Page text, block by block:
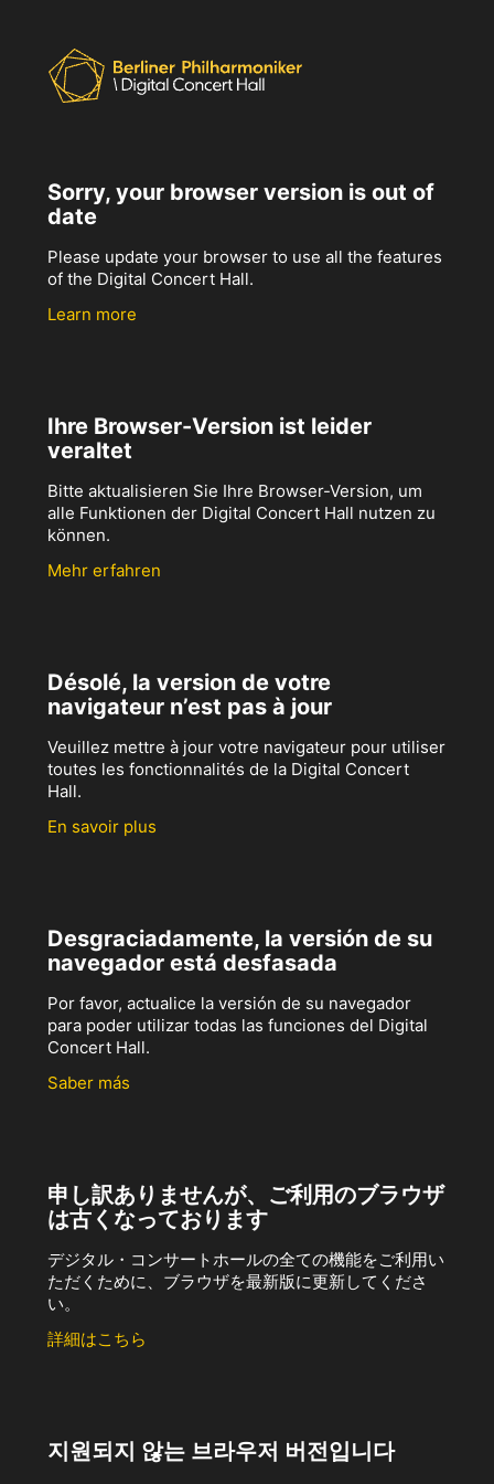
Sorry, your browser version is out of
date
Please update your browser to use all the features
of the Digital Concert Hall.
Learn more
Ihre Browser-Version ist leider
veraltet
Bitte aktualisieren Sie Ihre Browser-Version, um
alle Funktionen der Digital Concert Hall nutzen zu
können.
Mehr erfahren
Désolé, la version de votre
navigateur n’est pas à jour
Veuillez mettre à jour votre navigateur pour utiliser
toutes les fonctionnalités de la Digital Concert
Hall.
En savoir plus
Desgraciadamente, la versión de su
navegador está desfasada
Por favor, actualice la versión de su navegador
para poder utilizar todas las funciones del Digital
Concert Hall.
Saber más
申し訳ありませんが、ご利用のブラウザ
は古くなっております
デジタル・コンサートホールの全ての機能をご利用い
ただくために、ブラウザを最新版に更新してくださ
い。
詳細はこちら
지원되지 않는 브라우저 버전입니다